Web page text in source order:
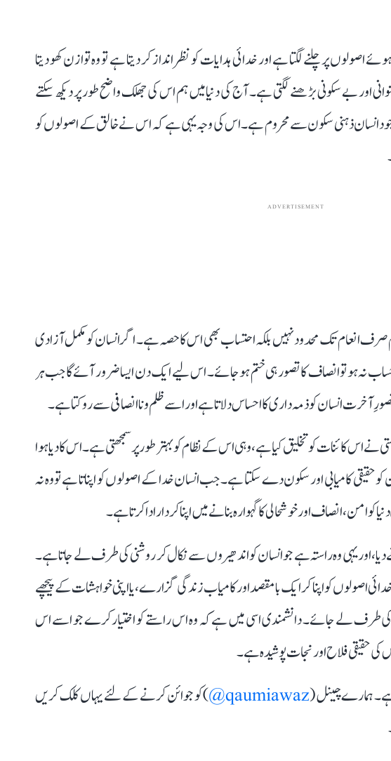
پر چلنے لگتا ہے اور خدائی ہدایات کو نظر انداز کر دیتا ہے تو وہ توازن کھو دیتا
اور بے سکونی بڑھنے لگتی ہے۔ آج کی دنیا میں ہم اس کی جھلک واضح طور پر دیکھ سکتے
انسان ذہنی سکون سے محروم ہے۔ اس کی وجہ یہی ہے کہ اس نے خالق کے اصولوں کو
ADVERTISEMENT
انعام تک محدود نہیں بلکہ احتساب بھی اس کا حصہ ہے۔ اگر انسان کو مکمل آزادی
نہ ہو تو انصاف کا تصور ہی ختم ہو جائے۔ اس لیے ایک دن ایسا ضرور آئے گا جب ہر
تصورِ آخرت انسان کو ذمہ داری کا احساس دلاتا ہے اور اسے ظلم و ناانصافی سے روکتا ہے۔
اس کائنات کو تخلیق کیا ہے، وہی اس کے نظام کو بہتر طور پر سمجھتی ہے۔ اس کا دیا ہوا
حقیقی کامیابی اور سکون دے سکتا ہے۔ جب انسان خدا کے اصولوں کو اپناتا ہے تو وہ نہ
کو امن، انصاف اور خوشحالی کا گہوارہ بنانے میں اپنا کردار ادا کرتا ہے۔
اور یہی وہ راستہ ہے جو انسان کو اندھیروں سے نکال کر روشنی کی طرف لے جاتا ہے۔
اصولوں کو اپنا کر ایک بامقصد اور کامیاب زندگی گزارے، یا اپنی خواہشات کے پیچھے
کی طرف لے جائے۔ دانشمندی اسی میں ہے کہ وہ اس راستے کو اختیار کرے جو اسے اس
کی حقیقی فلاح اور نجات پوشیدہ ہے۔
ہے۔ ہمارے چینل (qaumiawaz@
) کو جوائن کرنے کے لئے یہاں کلک کریں